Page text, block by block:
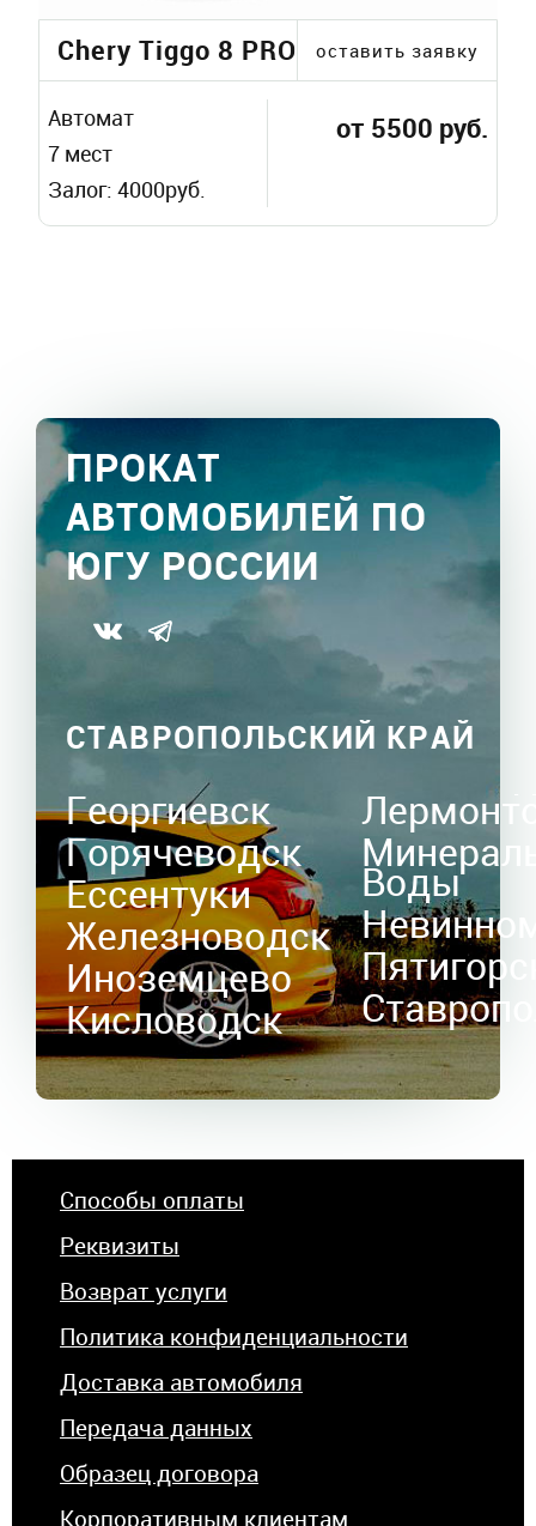
Chery Tiggo 8 PRO оставить заявку
Автомат
7 мест
Залог: 4000руб.
от 5500 руб.
ПРОКАТ
АВТОМОБИЛЕЙ ПО
ЮГУ РОССИИ
СТАВРОПОЛЬСКИЙ КРАЙ
Георгиевск
Горячеводск
Ессентуки
Железноводск
Иноземцево
Кисловодск
Воды
Способы оплаты
Реквизиты
Возврат услуги
Политика конфиденциальности
Доставка автомобиля
Передача данных
Образец договора
Корпоративным клиентам